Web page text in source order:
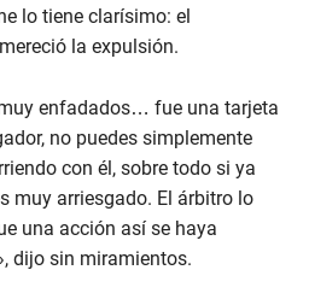
lo tiene clarísimo: el
la expulsión.
enfadados… fue una tarjeta
no puedes simplemente
con él, sobre todo si ya
muy arriesgado. El árbitro lo
una acción así se haya
dijo sin miramientos.